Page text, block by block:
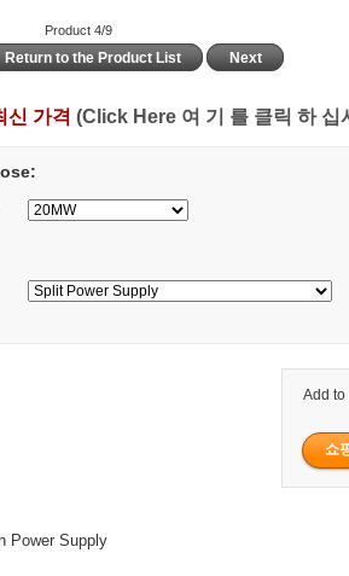
Product 4/9
Return to the Product List Next
신 가격 (Click Here 여 기 를 클릭 하 십
Add
Power Supply